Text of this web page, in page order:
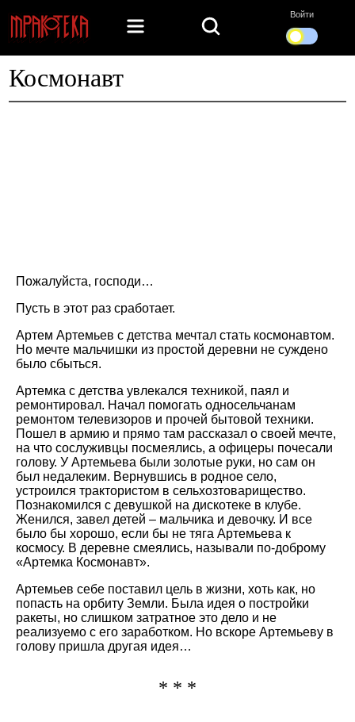
Войти
Космонавт
Пожалуйста, господи…
Пусть в этот раз сработает.
Артем Артемьев с детства мечтал стать космонавтом.
Но мечте мальчишки из простой деревни не суждено
было сбыться.
Артемка с детства увлекался техникой, паял и
ремонтировал. Начал помогать односельчанам
ремонтом телевизоров и прочей бытовой техники.
Пошел в армию и прямо там рассказал о своей мечте,
на что сослуживцы посмеялись, а офицеры почесали
голову. У Артемьева были золотые руки, но сам он
был недалеким. Вернувшись в родное село,
устроился трактористом в сельхозтоварищество.
Познакомился с девушкой на дискотеке в клубе.
Женился, завел детей – мальчика и девочку. И все
было бы хорошо, если бы не тяга Артемьева к
космосу. В деревне смеялись, называли по-доброму
«Артемка Космонавт».
Артемьев себе поставил цель в жизни, хоть как, но
попасть на орбиту Земли. Была идея о постройки
ракеты, но слишком затратное это дело и не
реализуемо с его заработком. Но вскоре Артемьеву в
голову пришла другая идея…
* * *